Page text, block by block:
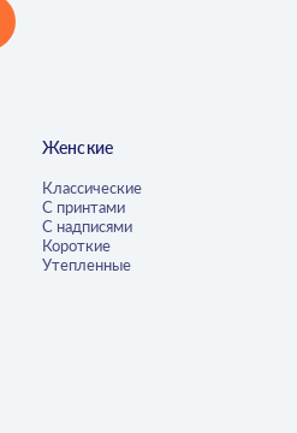
Женские
Классические
С принтами
С надписями
Короткие
Утепленные